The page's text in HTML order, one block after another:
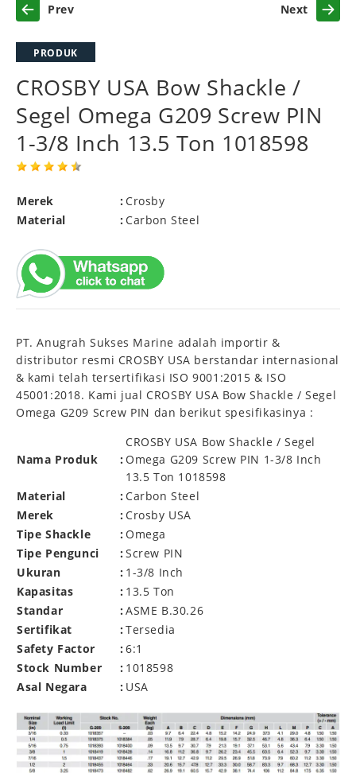
Previous Next
PRODUK
CROSBY USA Bow Shackle /
Segel Omega G209 Screw PIN
1-3/8 Inch 13.5 Ton 1018598
Merek : Crosby
Material
: Carbon Steel
PT. Anugrah Sukses Marine adalah importir &
distributor resmi CROSBY USA berstandar internasional
& kami telah tersertifikasi ISO 9001:2015 & ISO
45001:2018. Kami jual CROSBY USA Bow Shackle / Segel
Omega G209 Screw PIN dan berikut spesifikasinya :
Nama Produk :
CROSBY USA Bow Shackle / Segel
Omega G209 Screw PIN 1-3/8 Inch
13.5 Ton 1018598
Material
: Carbon Steel
Merek
: Crosby USA
Tipe Shackle
: Omega
Tipe Pengunci
: Screw PIN
Ukuran
: 1-3/8 Inch
Kapasitas
: 13.5 Ton
Standar
: ASME B.30.26
Sertifikat
: Tersedia
Safety Factor
: 6:1
Stock Number
: 1018598
Asal Negara
: USA